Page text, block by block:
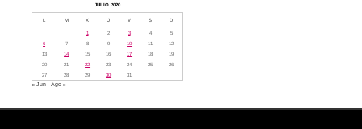
JULIO 2020
L M X J V S D
1 2 3 4
5
6
7 8 9 10 11
12
13
14 15 16 17 18
19
20
21 22 23 24 25
26
27
28 29 30 31
« Jun Ago »